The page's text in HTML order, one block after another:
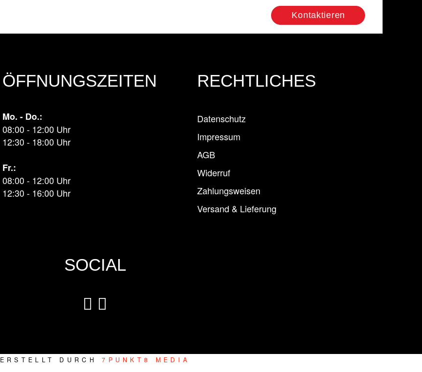
Kontaktieren
SOCIAL
ÖFFNUNGSZEITEN
Mo. - Do.:
08:00 - 12:00 Uhr
12:30 - 18:00 Uhr
Fr.:
08:00 - 12:00 Uhr
12:30 - 16:00 Uhr
RECHTLICHES
Datenschutz
Impressum
AGB
Widerruf
Zahlungsweisen
Versand & Lieferung
ERSTELLT DURCH7PUNKT8 MEDIA